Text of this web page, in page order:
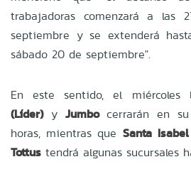
trabajadoras comenzará a las
septiembre y se extenderá
sábado 20 de septiembre".
En este sentido, el miércoles
(Líder)y Jumbocerrarán en su
horas, mientras que Santa Isabel
Tottus tendrá algunas sucursales